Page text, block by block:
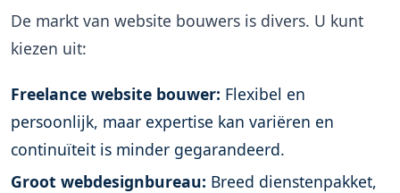
De markt van website bouwers is divers. U kunt
kiezen uit:
Freelance website bouwer: Flexibel en
persoonlijk, maar expertise kan variëren en
continuïteit is minder gegarandeerd.
Groot webdesignbureau: Breed dienstenpakket,